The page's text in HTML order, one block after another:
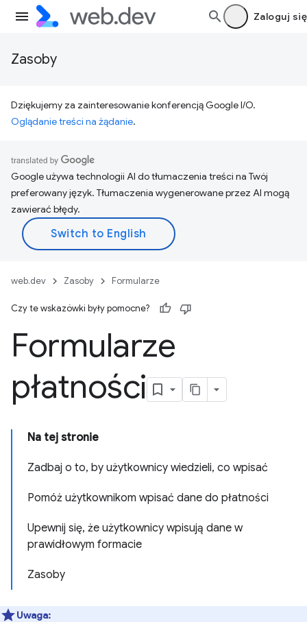
Zaloguj się
Zasoby
Dziękujemy za zainteresowanie konferencją Google I/O.
Oglądanie treści na żądanie.
Google używa technologii AI do tłumaczenia treści na Twój
preferowany język. Tłumaczenia wygenerowane przez AI mogą
zawierać błędy.
web.dev Zasoby Formularze
Czy te wskazówki były pomocne?
Formularze
płatności
Na tej stronie
Zadbaj o to, by użytkownicy wiedzieli, co wpisać
Pomóż użytkownikom wpisać dane do płatności
Upewnij się, że użytkownicy wpisują dane w
prawidłowym formacie
Zasoby
Uwaga: